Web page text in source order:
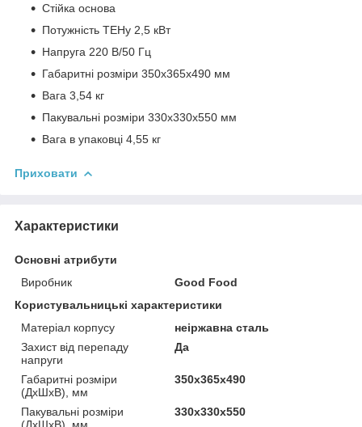
Стійка основа
Потужність ТЕНу 2,5 кВт
Напруга 220 В/50 Гц
Габаритні розміри 350х365х490 мм
Вага 3,54 кг
Пакувальні розміри 330х330х550 мм
Вага в упаковці 4,55 кг
Приховати
Характеристики
Основні атрибути
Виробник
Good Food
Користувальницькі характеристики
Матеріал корпусу
неіржавна сталь
Захист від перепаду
напруги
Да
Габаритні розміри
(ДхШхВ), мм
350х365х490
Пакувальні розміри
(ДхШхВ), мм
330х330х550